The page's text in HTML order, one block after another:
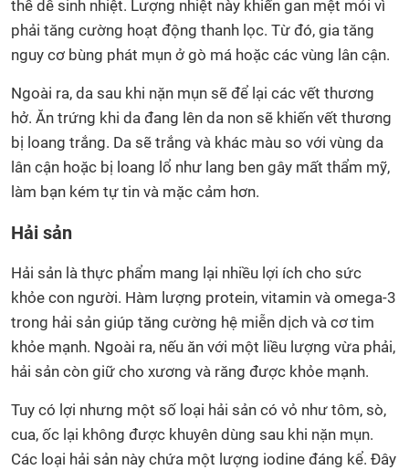
thể dễ sinh nhiệt. Lượng nhiệt này khiến gan mệt mỏi vì
phải tăng cường hoạt động thanh lọc. Từ đó, gia tăng
nguy cơ bùng phát mụn ở gò má hoặc các vùng lân cận.
Ngoài ra, da sau khi nặn mụn sẽ để lại các vết thương
hở. Ăn trứng khi da đang lên da non sẽ khiến vết thương
bị loang trắng. Da sẽ trắng và khác màu so với vùng da
lân cận hoặc bị loang lổ như lang ben gây mất thẩm mỹ,
làm bạn kém tự tin và mặc cảm hơn.
Hải sản
Hải sản là thực phẩm mang lại nhiều lợi ích cho sức
khỏe con người. Hàm lượng protein, vitamin và omega-3
trong hải sản giúp tăng cường hệ miễn dịch và cơ tim
khỏe mạnh. Ngoài ra, nếu ăn với một liều lượng vừa phải,
hải sản còn giữ cho xương và răng được khỏe mạnh.
Tuy có lợi nhưng một số loại hải sản có vỏ như tôm, sò,
cua, ốc lại không được khuyên dùng sau khi nặn mụn.
Các loại hải sản này chứa một lượng iodine đáng kể. Đây